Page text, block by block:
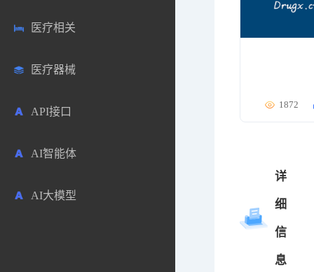
药品市场信息
合成化工
药物分析
毒性数据库
原辅料包材
日本
其他各国
药研咨询
医药科普
SciHub文献
文献下载
文献管理
各国专利局官方查询
医药专利
商业专利数据库
免费专利库
医疗相关
医疗器械
API接口
AI智能体
AI大模型
1872
详
细
信
息